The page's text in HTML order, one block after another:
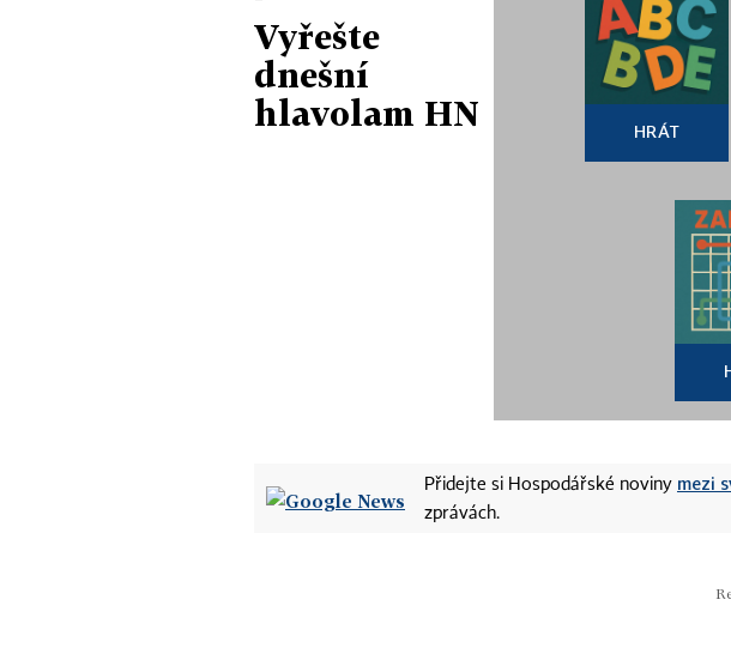
Vyřešte
dnešní
hlavolam HN
HRÁT
Přidejte si Hospodářské noviny mezi
zprávách.